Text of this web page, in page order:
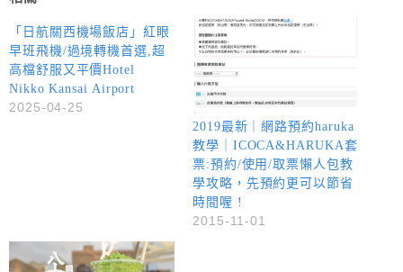
「日航關西機場飯店」紅眼
早班飛機/過境轉機首選,超
高檔舒服又平價Hotel
Nikko Kansai Airport
2025-04-25
2019最新｜網路預約haruka
教學｜ICOCA&HARUKA套
票:預約/使用/取票懶人包教
學攻略，先預約更可以節省
時間喔 !
2015-11-01